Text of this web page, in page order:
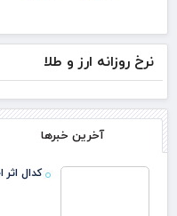
نرخ روزانه ارز و طلا
آخرین خبرها
کدال